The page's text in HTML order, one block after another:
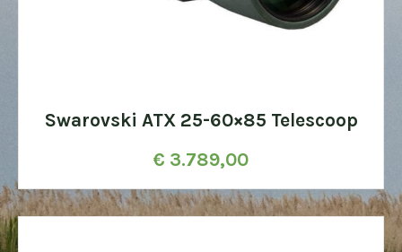
Swarovski ATX 25-60×85 Telescoop
€ 3.789,00